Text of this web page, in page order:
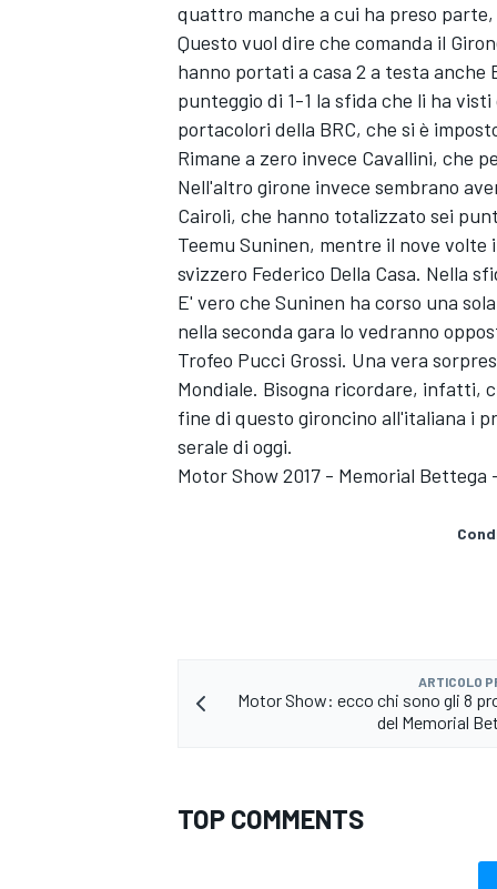
quattro manche a cui ha preso
Questo vuol dire che comanda il
hanno portati a casa 2 a testa anche
punteggio di 1-1 la sfida che li ha
portacolori della BRC, che si è
Rimane a zero invece Cavallini, che
Nell'altro girone invece sembrano
Cairoli, che hanno totalizzato sei
Teemu Suninen, mentre il nove
svizzero Federico Della Casa. Nella
E' vero che Suninen ha corso una
nella seconda gara lo vedranno
Trofeo Pucci Grossi. Una vera
Mondiale. Bisogna ricordare, infatti,
fine di questo gironcino all'italiana i
serale di oggi.
Motor Show 2017 - Memorial Bettega
ARTICOLO
Motor Show: ecco chi sono gli 8
del Memorial
TOP COMMENTS